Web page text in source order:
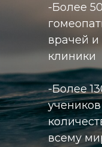
-Более
врачей
клиники
-Более
всему